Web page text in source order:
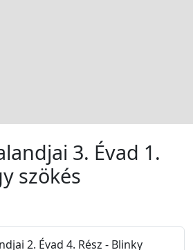
3. Évad 1.
szökés
2. Évad 4. Rész - Blinky